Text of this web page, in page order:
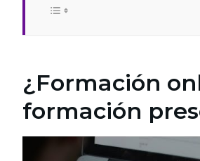
¿Formación
formación